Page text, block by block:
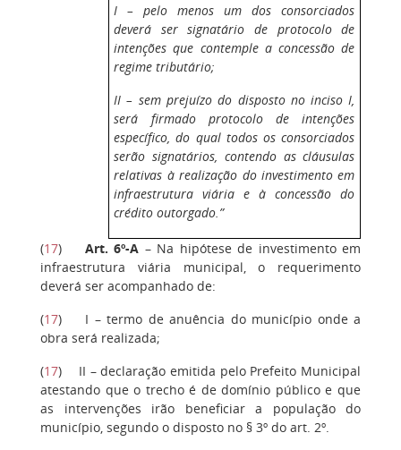
I – pelo menos um dos consorciados
deverá ser signatário de protocolo de
intenções que contemple a concessão de
regime tributário;
II – sem prejuízo do disposto no inciso I,
será firmado protocolo de intenções
específico, do qual todos os consorciados
serão signatários, contendo as cláusulas
relativas à realização do investimento em
infraestrutura viária e à concessão do
crédito outorgado.”
(17) Art. 6º-A – Na hipótese de investimento em
infraestrutura viária municipal, o requerimento
deverá ser acompanhado de:
(17)
I – termo de anuência do município onde a
obra será realizada;
(17)
II – declaração emitida pelo Prefeito Municipal
atestando que o trecho é de domínio público e que
as intervenções irão beneficiar a população do
município, segundo o disposto no § 3º do art. 2º.